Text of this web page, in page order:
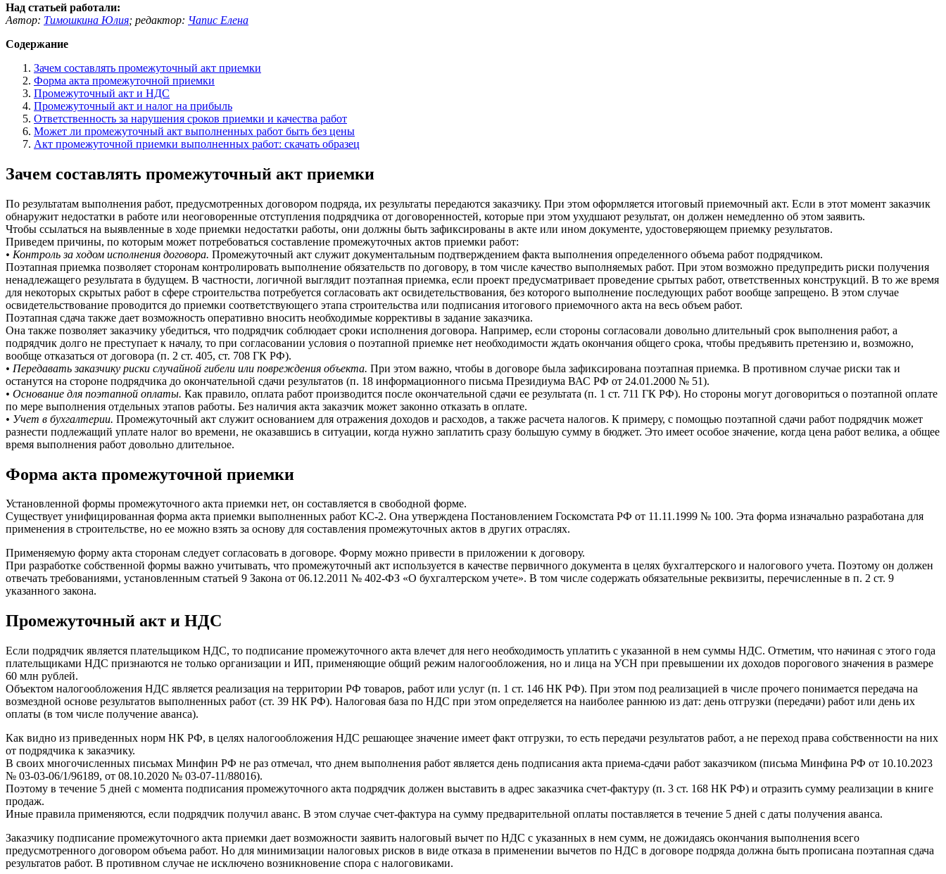
Над статьей работали:
Автор: Тимошкина Юлия; редактор: Чапис Елена
Содержание
Зачем составлять промежуточный акт приемки
Форма акта промежуточной приемки
Промежуточный акт и НДС
Промежуточный акт и налог на прибыль
Ответственность за нарушения сроков приемки и качества работ
Может ли промежуточный акт выполненных работ быть без цены
Акт промежуточной приемки выполненных работ: скачать образец
Зачем составлять промежуточный акт приемки
По результатам выполнения работ, предусмотренных договором подряда, их результаты передаются заказчику. При этом оформляется итоговый приемочный акт. Если в этот момент заказчик
обнаружит недостатки в работе или неоговоренные отступления подрядчика от договоренностей, которые при этом ухудшают результат, он должен немедленно об этом заявить.
Чтобы ссылаться на выявленные в ходе приемки недостатки работы, они должны быть зафиксированы в акте или ином документе, удостоверяющем приемку результатов.
Приведем причины, по которым может потребоваться составление промежуточных актов приемки работ:
• Контроль за ходом исполнения договора. Промежуточный акт служит документальным подтверждением факта выполнения определенного объема работ подрядчиком.
Поэтапная приемка позволяет сторонам контролировать выполнение обязательств по договору, в том числе качество выполняемых работ. При этом возможно предупредить риски получения
ненадлежащего результата в будущем. В частности, логичной выглядит поэтапная приемка, если проект предусматривает проведение срытых работ, ответственных конструкций. В то же время
для некоторых скрытых работ в сфере строительства потребуется согласовать акт освидетельствования, без которого выполнение последующих работ вообще запрещено. В этом случае
освидетельствование проводится до приемки соответствующего этапа строительства или подписания итогового приемочного акта на весь объем работ.
Поэтапная сдача также дает возможность оперативно вносить необходимые коррективы в задание заказчика.
Она также позволяет заказчику убедиться, что подрядчик соблюдает сроки исполнения договора. Например, если стороны согласовали довольно длительный срок выполнения работ, а
подрядчик долго не преступает к началу, то при согласовании условия о поэтапной приемке нет необходимости ждать окончания общего срока, чтобы предъявить претензию и, возможно,
вообще отказаться от договора (п. 2 ст. 405, ст. 708 ГК РФ).
• Передавать заказчику риски случайной гибели или повреждения объекта. При этом важно, чтобы в договоре была зафиксирована поэтапная приемка. В противном случае риски так и
останутся на стороне подрядчика до окончательной сдачи результатов (п. 18 информационного письма Президиума ВАС РФ от 24.01.2000 № 51).
• Основание для поэтапной оплаты. Как правило, оплата работ производится после окончательной сдачи ее результата (п. 1 ст. 711 ГК РФ). Но стороны могут договориться о поэтапной оплате
по мере выполнения отдельных этапов работы. Без наличия акта заказчик может законно отказать в оплате.
• Учет в бухгалтерии. Промежуточный акт служит основанием для отражения доходов и расходов, а также расчета налогов. К примеру, с помощью поэтапной сдачи работ подрядчик может
разнести подлежащий уплате налог во времени, не оказавшись в ситуации, когда нужно заплатить сразу большую сумму в бюджет. Это имеет особое значение, когда цена работ велика, а общее
время выполнения работ довольно длительное.
Форма акта промежуточной приемки
Установленной формы промежуточного акта приемки нет, он составляется в свободной форме.
Существует унифицированная форма акта приемки выполненных работ КС-2. Она утверждена Постановлением Госкомстата РФ от 11.11.1999 № 100. Эта форма изначально разработана для
применения в строительстве, но ее можно взять за основу для составления промежуточных актов в других отраслях.
Применяемую форму акта сторонам следует согласовать в договоре. Форму можно привести в приложении к договору.
При разработке собственной формы важно учитывать, что промежуточный акт используется в качестве первичного документа в целях бухгалтерского и налогового учета. Поэтому он должен
отвечать требованиями, установленным статьей 9 Закона от 06.12.2011 № 402-ФЗ «О бухгалтерском учете». В том числе содержать обязательные реквизиты, перечисленные в п. 2 ст. 9
указанного закона.
Промежуточный акт и НДС
Если подрядчик является плательщиком НДС, то подписание промежуточного акта влечет для него необходимость уплатить с указанной в нем суммы НДС. Отметим, что начиная с этого года
плательщиками НДС признаются не только организации и ИП, применяющие общий режим налогообложения, но и лица на УСН при превышении их доходов порогового значения в размере
60 млн рублей.
Объектом налогообложения НДС является реализация на территории РФ товаров, работ или услуг (п. 1 ст. 146 НК РФ). При этом под реализацией в числе прочего понимается передача на
возмездной основе результатов выполненных работ (ст. 39 НК РФ). Налоговая база по НДС при этом определяется на наиболее раннюю из дат: день отгрузки (передачи) работ или день их
оплаты (в том числе получение аванса).
Как видно из приведенных норм НК РФ, в целях налогообложения НДС решающее значение имеет факт отгрузки, то есть передачи результатов работ, а не переход права собственности на них
от подрядчика к заказчику.
В своих многочисленных письмах Минфин РФ не раз отмечал, что днем выполнения работ является день подписания акта приема-сдачи работ заказчиком (письма Минфина РФ от 10.10.2023
№ 03-03-06/1/96189, от 08.10.2020 № 03-07-11/88016).
Поэтому в течение 5 дней с момента подписания промежуточного акта подрядчик должен выставить в адрес заказчика счет-фактуру (п. 3 ст. 168 НК РФ) и отразить сумму реализации в книге
продаж.
Иные правила применяются, если подрядчик получил аванс. В этом случае счет-фактура на сумму предварительной оплаты поставляется в течение 5 дней с даты получения аванса.
Заказчику подписание промежуточного акта приемки дает возможности заявить налоговый вычет по НДС с указанных в нем сумм, не дожидаясь окончания выполнения всего
предусмотренного договором объема работ. Но для минимизации налоговых рисков в виде отказа в применении вычетов по НДС в договоре подряда должна быть прописана поэтапная сдача
результатов работ. В противном случае не исключено возникновение спора с налоговиками.